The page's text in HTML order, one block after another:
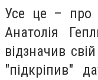
Усе це – про
Анатолія
відзначив
"підкріпив"